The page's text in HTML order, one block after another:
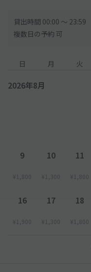
貸出時間 00:00 〜 23:59
複数日の予約 可
日 月 火
2026年8月
9
¥1,800
10
¥1,300
11
¥1,800
16
¥1,900
17
¥1,300
18
¥1,800